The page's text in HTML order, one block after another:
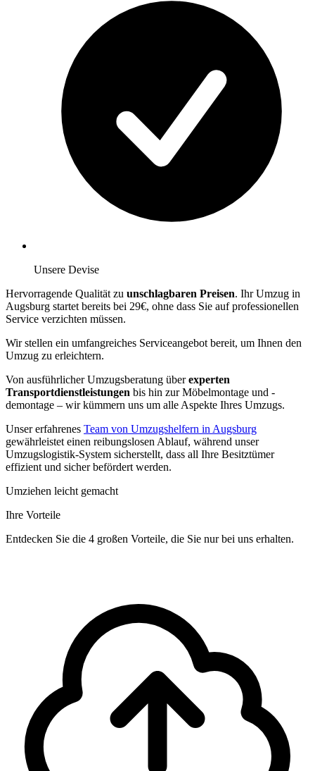
Unsere Devise
Hervorragende Qualität zu unschlagbaren Preisen. Ihr Umzug in
Augsburg startet bereits bei 29€, ohne dass Sie auf professionellen
Service verzichten müssen.
Wir stellen ein umfangreiches Serviceangebot bereit, um Ihnen den
Umzug zu erleichtern.
Von ausführlicher Umzugsberatung überexperten
Transportdienstleistungen bis hin zur Möbelmontage und -
demontage – wir kümmern uns um alle Aspekte Ihres Umzugs.
Unser erfahrenes Team von Umzugshelfern in Augsburg
gewährleistet einen reibungslosen Ablauf, während unser
Umzugslogistik-System sicherstellt, dass all Ihre Besitztümer
effizient und sicher befördert werden.
Umziehen leicht gemacht
Ihre Vorteile
Entdecken Sie die 4 großen Vorteile, die Sie nur bei uns erhalten.